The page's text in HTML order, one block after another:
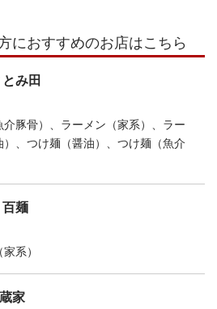
におすすめのお店はこちら
み田
介豚骨）、ラーメン（家系）、ラー
）、つけ麺（醤油）、つけ麺（魚介
麺
系）
家